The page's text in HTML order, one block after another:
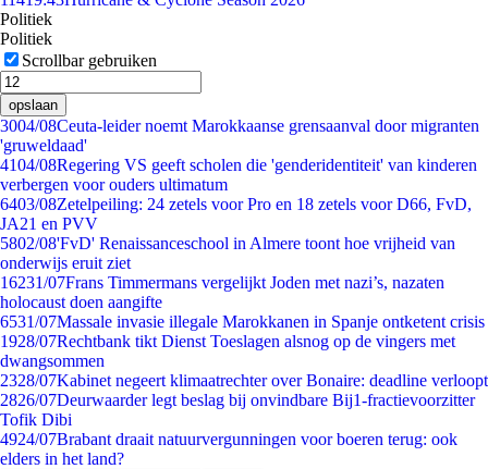
Politiek
Politiek
Scrollbar gebruiken
opslaan
3004/08Ceuta-leider noemt Marokkaanse grensaanval door migranten
'gruweldaad'
4104/08Regering VS geeft scholen die 'genderidentiteit' van kinderen
verbergen voor ouders ultimatum
6403/08Zetelpeiling: 24 zetels voor Pro en 18 zetels voor D66, FvD,
JA21 en PVV
5802/08'FvD' Renaissanceschool in Almere toont hoe vrijheid van
onderwijs eruit ziet
16231/07Frans Timmermans vergelijkt Joden met nazi’s, nazaten
holocaust doen aangifte
6531/07Massale invasie illegale Marokkanen in Spanje ontketent crisis
1928/07Rechtbank tikt Dienst Toeslagen alsnog op de vingers met
dwangsommen
2328/07Kabinet negeert klimaatrechter over Bonaire: deadline verloopt
2826/07Deurwaarder legt beslag bij onvindbare Bij1-fractievoorzitter
Tofik Dibi
4924/07Brabant draait natuurvergunningen voor boeren terug: ook
elders in het land?